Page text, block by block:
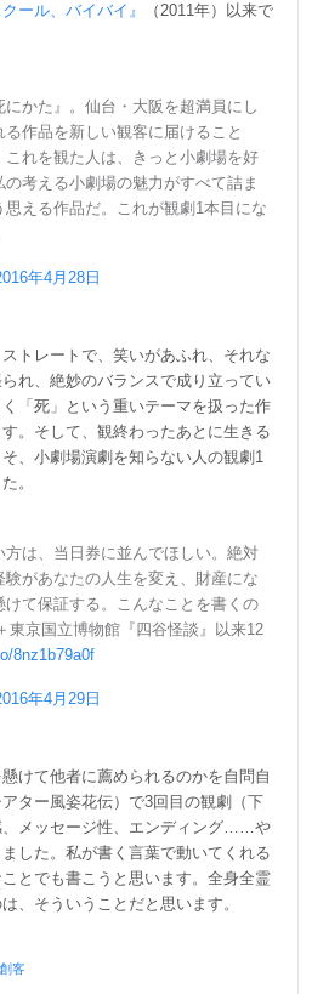
ール、バイバイ』
（2011年）以来で
かた』。仙台・大阪を超満員にし
作品を新しい観客に届けること
これを観た人は、きっと小劇場を好
考える小劇場の魅力がすべて詰ま
思える作品だ。これが観劇1本目にな
年4月28日
トレートで、笑いがあふれ、それな
れ、絶妙のバランスで成り立ってい
「死」という重いテーマを扱った作
。そして、観終わったあとに生きる
、小劇場演劇を知らない人の観劇1
。
は、当日券に並んでほしい。絶対
験があなたの人生を変え、財産にな
けて保証する。こんなことを書くの
東京国立博物館『四谷怪談』以来12
8nz1b79a0f
年4月29日
けて他者に薦められるのかを自問自
ター風姿花伝）で3回目の観劇（下
、メッセージ性、エンディング……や
した。私が書く言葉で動いてくれる
とでも書こうと思います。全身全霊
、そういうことだと思います。
創客